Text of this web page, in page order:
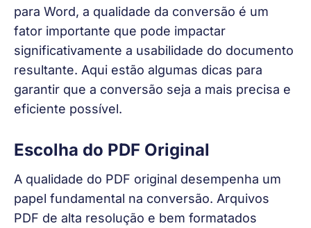
para Word, a qualidade da conversão é um
fator importante que pode impactar
significativamente a usabilidade do documento
resultante. Aqui estão algumas dicas para
garantir que a conversão seja a mais precisa e
eficiente possível.
Escolha do PDF Original
A qualidade do PDF original desempenha um
papel fundamental na conversão. Arquivos
PDF de alta resolução e bem formatados